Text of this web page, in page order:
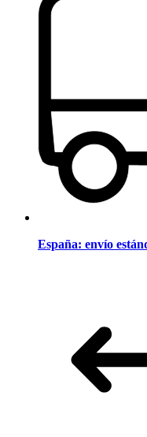
España: envío